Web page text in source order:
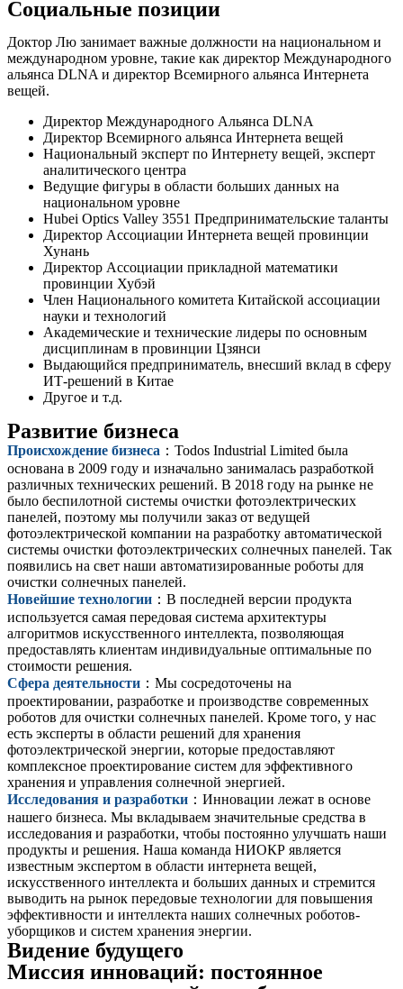
Социальные позиции
Доктор Лю занимает важные должности на национальном и
международном уровне, такие как директор Международного
альянса DLNA и директор Всемирного альянса Интернета
вещей.
Директор Международного Альянса DLNA
Директор Всемирного альянса Интернета вещей
Национальный эксперт по Интернету вещей, эксперт
аналитического центра
Ведущие фигуры в области больших данных на
национальном уровне
Hubei Optics Valley 3551 Предпринимательские таланты
Директор Ассоциации Интернета вещей провинции
Хунань
Директор Ассоциации прикладной математики
провинции Хубэй
Член Национального комитета Китайской ассоциации
науки и технологий
Академические и технические лидеры по основным
дисциплинам в провинции Цзянси
Выдающийся предприниматель, внесший вклад в сферу
ИТ-решений в Китае
Другое и т.д.
Развитие бизнеса
Происхождение бизнеса ：Todos Industrial Limited была
основана в 2009 году и изначально занималась разработкой
различных технических решений. В 2018 году на рынке не
было беспилотной системы очистки фотоэлектрических
панелей, поэтому мы получили заказ от ведущей
фотоэлектрической компании на разработку автоматической
системы очистки фотоэлектрических солнечных панелей. Так
появились на свет наши автоматизированные роботы для
очистки солнечных панелей.
Новейшие технологии ：В последней версии продукта
используется самая передовая система архитектуры
алгоритмов искусственного интеллекта, позволяющая
предоставлять клиентам индивидуальные оптимальные по
стоимости решения.
Сфера деятельности ：Мы сосредоточены на
проектировании, разработке и производстве современных
роботов для очистки солнечных панелей. Кроме того, у нас
есть эксперты в области решений для хранения
фотоэлектрической энергии, которые предоставляют
комплексное проектирование систем для эффективного
хранения и управления солнечной энергией.
Исследования и разработки ：Инновации лежат в основе
нашего бизнеса. Мы вкладываем значительные средства в
исследования и разработки, чтобы постоянно улучшать наши
продукты и решения. Наша команда НИОКР является
известным экспертом в области интернета вещей,
искусственного интеллекта и больших данных и стремится
выводить на рынок передовые технологии для повышения
эффективности и интеллекта наших солнечных роботов-
уборщиков и систем хранения энергии.
Видение будущего
Миссия инноваций: постоянное